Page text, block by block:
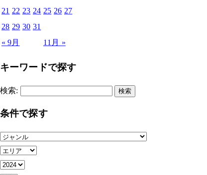
« 9月 11月 »
21 22 23 24 25 26 27
28 29 30 31
キーワードで探す
検索:
条件で探す